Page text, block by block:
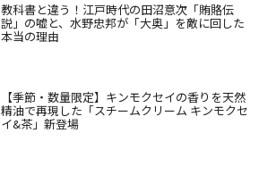
教科書と違う！江戸時代の田沼意次「賄賂伝
説」の嘘と、水野忠邦が「大奥」を敵に回した
本当の理由
【季節・数量限定】キンモクセイの香りを天然
精油で再現した「スチームクリーム キンモクセ
イ&茶」新登場